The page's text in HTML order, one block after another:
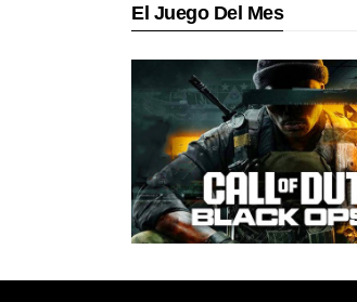
El Juego Del Mes